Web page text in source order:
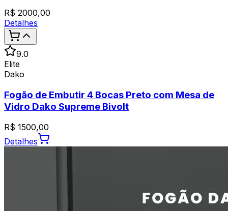
R$ 2000,00
Detalhes
9.0
Elite
Dako
Fogão de Embutir 4 Bocas Preto com Mesa de
Vidro Dako Supreme Bivolt
R$ 1500,00
Detalhes